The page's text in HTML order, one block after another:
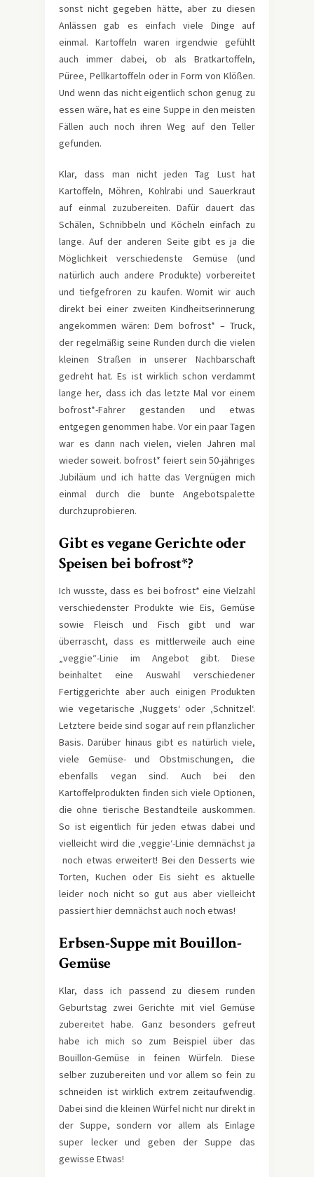
sonst nicht gegeben hätte, aber zu diesen
Anlässen gab es einfach viele Dinge auf
einmal. Kartoffeln waren irgendwie gefühlt
auch immer dabei, ob als Bratkartoffeln,
Püree, Pellkartoffeln oder in Form von Klößen.
Und wenn das nicht eigentlich schon genug zu
essen wäre, hat es eine Suppe in den meisten
Fällen auch noch ihren Weg auf den Teller
gefunden.
Klar, dass man nicht jeden Tag Lust hat
Kartoffeln, Möhren, Kohlrabi und Sauerkraut
auf einmal zuzubereiten. Dafür dauert das
Schälen, Schnibbeln und Köcheln einfach zu
lange. Auf der anderen Seite gibt es ja die
Möglichkeit verschiedenste Gemüse (und
natürlich auch andere Produkte) vorbereitet
und tiefgefroren zu kaufen. Womit wir auch
direkt bei einer zweiten Kindheitserinnerung
angekommen wären: Dem bofrost* – Truck,
der regelmäßig seine Runden durch die vielen
kleinen Straßen in unserer Nachbarschaft
gedreht hat. Es ist wirklich schon verdammt
lange her, dass ich das letzte Mal vor einem
bofrost*-Fahrer gestanden und etwas
entgegen genommen habe. Vor ein paar Tagen
war es dann nach vielen, vielen Jahren mal
wieder soweit. bofrost* feiert sein 50-jähriges
Jubiläum und ich hatte das Vergnügen mich
einmal durch die bunte Angebotspalette
durchzuprobieren.
Gibt es vegane Gerichte oder
Speisen bei bofrost*?
Ich wusste, dass es bei bofrost* eine Vielzahl
verschiedenster Produkte wie Eis, Gemüse
sowie Fleisch und Fisch gibt und war
überrascht, dass es mittlerweile auch eine
„veggie“-Linie im Angebot gibt. Diese
beinhaltet eine Auswahl verschiedener
Fertiggerichte aber auch einigen Produkten
wie vegetarische ‚Nuggets‘ oder ‚Schnitzel‘.
Letztere beide sind sogar auf rein pflanzlicher
Basis. Darüber hinaus gibt es natürlich viele,
viele Gemüse- und Obstmischungen, die
ebenfalls vegan sind. Auch bei den
Kartoffelprodukten finden sich viele Optionen,
die ohne tierische Bestandteile auskommen.
So ist eigentlich für jeden etwas dabei und
vielleicht wird die ‚veggie‘-Linie demnächst ja
noch etwas erweitert! Bei den Desserts wie
Torten, Kuchen oder Eis sieht es aktuelle
leider noch nicht so gut aus aber vielleicht
passiert hier demnächst auch noch etwas!
Erbsen-Suppe mit Bouillon-
Gemüse
Klar, dass ich passend zu diesem runden
Geburtstag zwei Gerichte mit viel Gemüse
zubereitet habe. Ganz besonders gefreut
habe ich mich so zum Beispiel über das
Bouillon-Gemüse in feinen Würfeln. Diese
selber zuzubereiten und vor allem so fein zu
schneiden ist wirklich extrem zeitaufwendig.
Dabei sind die kleinen Würfel nicht nur direkt in
der Suppe, sondern vor allem als Einlage
super lecker und geben der Suppe das
gewisse Etwas!